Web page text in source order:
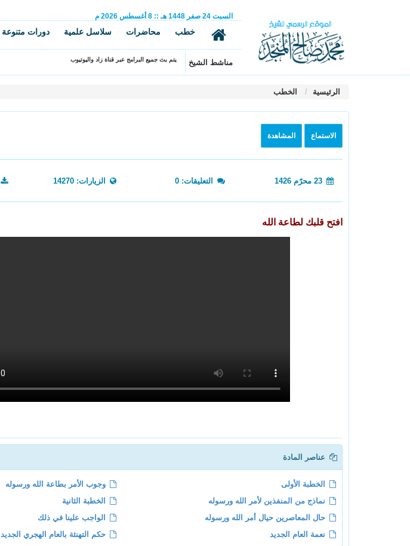
السبت 24 صفر 1448 هـ ::
8 أغسطس 2026 م
خطب محاضرات سلاسل علمية دورات متنوعة
مناشط الشيخ يتم بث جميع البرامج عبر قناة زاد واليوتيوب
الرئيسية الخطب
الاستماع المشاهدة
التعليقات: 0 الزيارات: 14270
افتح قلبك لطاعة الله
عناصر المادة
الخطبة الأولى
وجوب الأمر بطاعة الله ورسوله
نماذج من المنفذين لأمر الله ورسوله
الخطبة الثانية
حال المعاصرين حيال أمر الله ورسوله
الواجب علينا في ذلك
نعمة العام الجديد
حكم التهنئة بالعام الهجري الجديد